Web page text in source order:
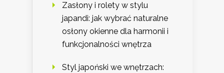
Zasłony i rolety w stylu
japandi: jak wybrać naturalne
osłony okienne dla harmonii i
funkcjonalności wnętrza
Styl japoński we wnętrzach: